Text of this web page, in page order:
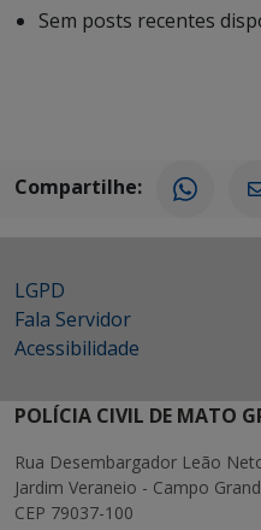
Sem posts recentes
Compartilhe:
LGPD
Fala Servidor
Acessibilidade
POLÍCIA CIVIL DE MATO
Rua Desembargador Leão
Jardim Veraneio - Campo
CEP 79037-100